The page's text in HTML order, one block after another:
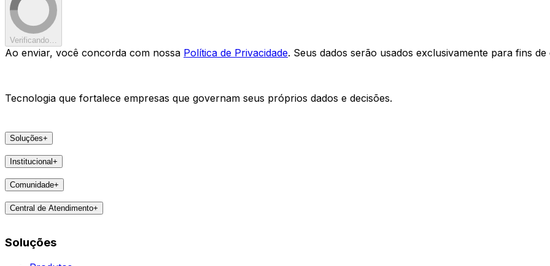
Verificando…
Ao enviar, você concorda com nossa Política de Privacidade. Seus dados serão usados exclusivamente para fins de
Tecnologia que fortalece empresas que governam seus próprios dados e decisões.
Soluções+
Produtos
arc
Institucional +
A Areco
Lideranças
Comunidade+
Eventos
Vivências
Central de Atendimento+
Todas as Regiões
Soluções